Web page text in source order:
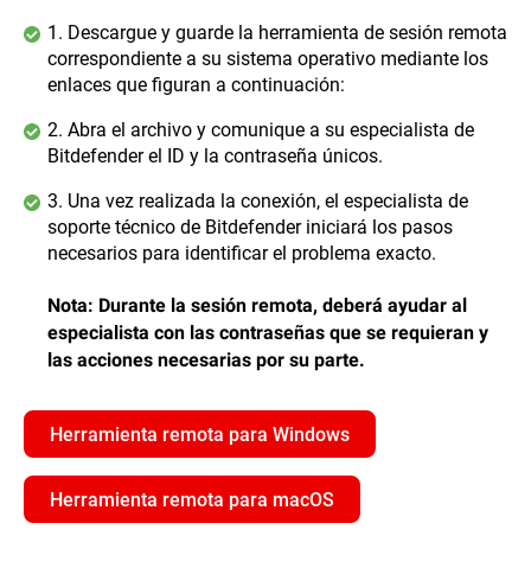
1. Descargue y guarde la herramienta de sesión remota
correspondiente a su sistema operativo mediante los
enlaces que figuran a continuación:
2. Abra el archivo y comunique a su especialista de
Bitdefender el ID y la contraseña únicos.
3. Una vez realizada la conexión, el especialista de
soporte técnico de Bitdefender iniciará los pasos
necesarios para identificar el problema exacto.
Nota: Durante la sesión remota, deberá ayudar al
especialista con las contraseñas que se requieran y
las acciones necesarias por su parte.
Herramienta remota para Windows
Herramienta remota para macOS